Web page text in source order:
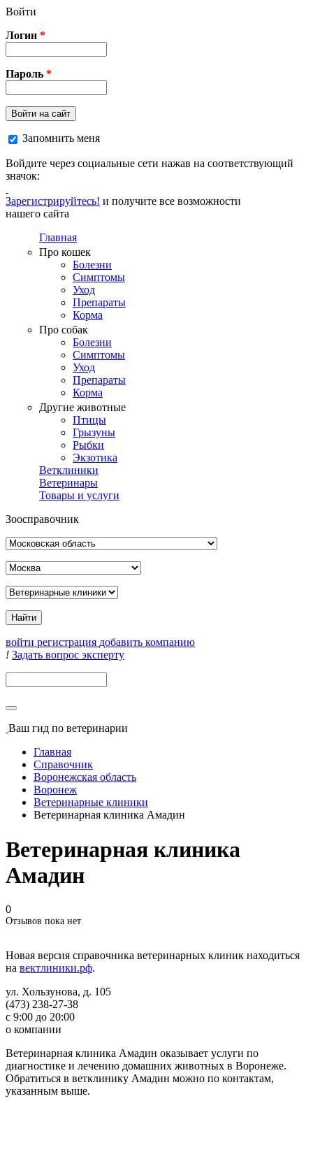
Перейти к основному содержанию
Войти
Логин *
Пароль *
Войти на сайт
Запомнить меня
Войдите через социальные сети нажав на соответствующий
значок:
Зарегистрируйтесь! и получите все возможности
нашего сайта
Главная
Про кошек
Болезни
Симптомы
Уход
Препараты
Корма
Про собак
Болезни
Симптомы
Уход
Препараты
Корма
Другие животные
Птицы
Грызуны
Рыбки
Экзотика
Ветклиники
Ветеринары
Товары и услуги
Зоосправочник
войти регистрация добавить компанию
! Задать вопрос эксперту
Ваш гид по ветеринарии
Главная
Справочник
Воронежская область
Воронеж
Ветеринарные клиники
Ветеринарная клиника Амадин
Ветеринарная клиника
Амадин
0
Отзывов пока нет
Новая версия справочника ветеринарных клиник находиться
на вектлиники.рф.
ул. Хользунова, д. 105
(473) 238-27-38
с 9:00 до 20:00
о компании
Ветеринарная клиника Амадин оказывает услуги по
диагностике и лечению домашних животных в Воронеже.
Обратиться в ветклинику Амадин можно по контактам,
указанным выше.